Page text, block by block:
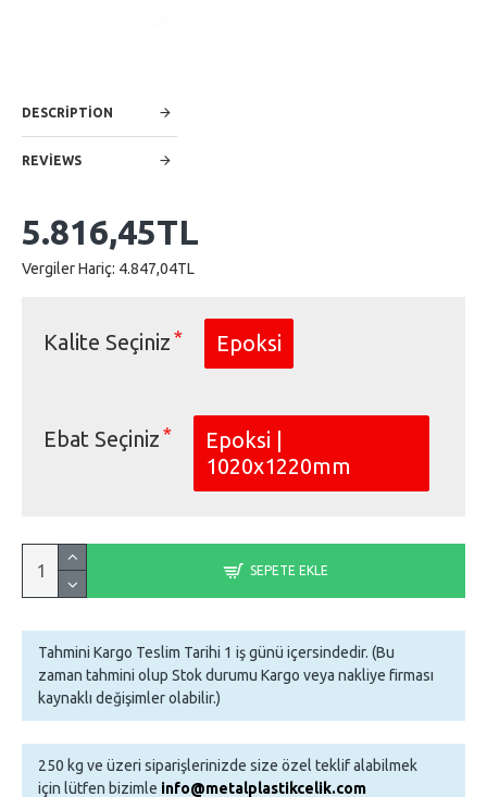
DESCRIPTION
REVIEWS
5.816,45TL
Vergiler Hariç: 4.847,04TL
SEPETE EKLE
Kalite Seçiniz Epoksi
Ebat Seçiniz
Epoksi |
1020x1220mm
Tahmini Kargo Teslim Tarihi 1 iş günü içersindedir. (Bu
zaman tahmini olup Stok durumu Kargo veya nakliye firması
kaynaklı değişimler olabilir.)
250 kg ve üzeri siparişlerinizde size özel teklif alabilmek
için lütfen bizimle info@metalplastikcelik.com